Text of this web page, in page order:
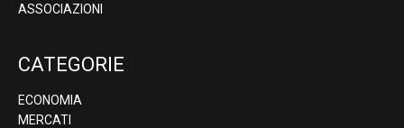
ASSOCIAZIONI
CATEGORIE
ECONOMIA
MERCATI